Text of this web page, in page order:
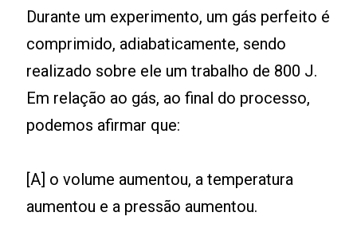
Durante um experimento, um gás perfeito é
comprimido, adiabaticamente, sendo
realizado sobre ele um trabalho de 800 J.
Em relação ao gás, ao final do processo,
podemos afirmar que:
[A] o volume aumentou, a temperatura
aumentou e a pressão aumentou.